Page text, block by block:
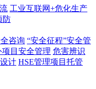
工业互联网+危化生产
防
咨询 “安全征程”安全管
项目安全管理 危害辨识
计 HSE管理项目托管